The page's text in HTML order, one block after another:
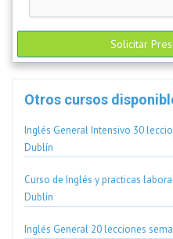
Solicitar
Otros cursos
Inglés General Intensivo 30
Dublín
Curso de Inglés y practicas
Dublín
Inglés General 20 lecciones